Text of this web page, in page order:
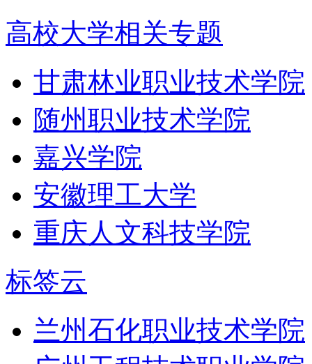
高校大学相关专题
甘肃林业职业技术学院
随州职业技术学院
嘉兴学院
安徽理工大学
重庆人文科技学院
标签云
兰州石化职业技术学院